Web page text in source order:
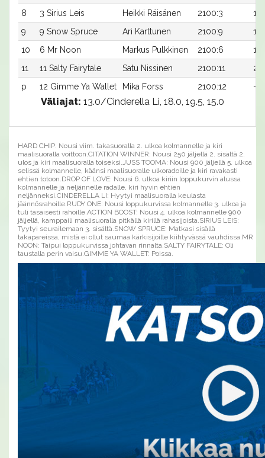
8
3 Sirius Leis Heikki Räisänen 2100:3
9
9 Snow Spruce Ari Karttunen 2100:9
10
6 Mr Noon Markus Pulkkinen 2100:6
11
11 Salty Fairytale Satu Nissinen 2100:11
p
12 Gimme Ya Wallet Mika Forss 2100:12 -a
Väliajat: 13.0/Cinderella Li, 18.0, 19.5, 15.0
HARD CHIP: Nousi viim. takasuoralla 2. ulkoa kolmannelle ja kiri
maalisuoralla voittoon.CITATION WINNER: Nousi 250 jäljellä 2. sisältä 2.
ulos ja kiri maalisuoralla toiseksi.JUSS TOOMA: Nousi 900 jäljellä 5. ulkoa
selissä kolmannelle, käänsi maalisuoralle ulkoradoille ja kiri ravakasti
ehtien totoon.DROP OF LOVE: Nousi 6. ulkoa kiriin loppukurvin alussa
kolmannelle ja neljännelle radalle, kiri hyvin ehtien
neljänneksi.CINDERELLA LI: Hyytyi maalisuoralla keulasta
jäännösrahoille.RUDY ONE: Nousi loppukurvissa kolmannelle 3. ulkoa ja
tuli tasaisesti rahoille.ACTION BOOST: Nousi 4. ulkoa kolmannelle 900
jäljellä, kamppaili maalisuoralla pitkällä kirillä rahasijoista.SIRIUS LEIS:
Tyytyi seurailemaan 3. sisältä.SNOW SPRUCE: Matkasi sisällä
takapareissa, mistä ei ollut saumaa kärkisijoille kiihtyvässä vauhdissa.MR
NOON: Taipui loppukurvissa johtavan rinnalta.SALTY FAIRYTALE: Oli
taustalla perin vaisu.GIMME YA WALLET: Poissa.